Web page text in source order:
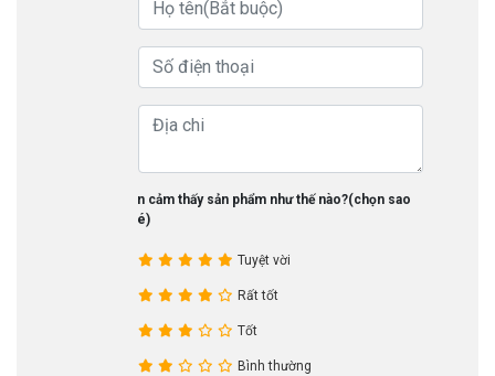
Bạn cảm thấy sản phẩm như thế nào?(chọn sao
nhé)
Tuyệt vời
Rất tốt
Tốt
Bình thường